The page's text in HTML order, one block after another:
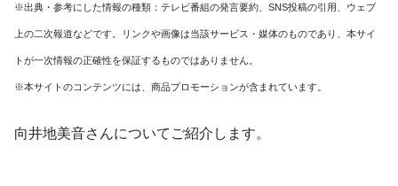
※出典・参考にした情報の種類：テレビ番組の発言要約、SNS投稿の引用、ウェブ
上の二次報道などです。リンクや画像は当該サービス・媒体のものであり、本サイ
トが一次情報の正確性を保証するものではありません。
※本サイトのコンテンツには、商品プロモーションが含まれています。
向井地美音さんについてご紹介します。